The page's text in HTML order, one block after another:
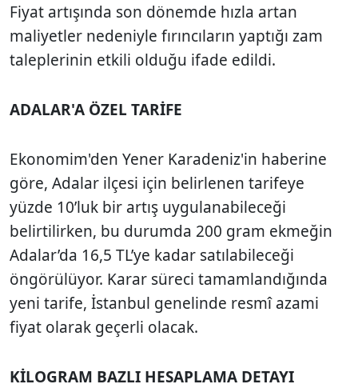
Fiyat artışında son dönemde hızla artan
maliyetler nedeniyle fırıncıların yaptığı zam
taleplerinin etkili olduğu ifade edildi.
ADALAR'A ÖZEL TARİFE
Ekonomim'den Yener Karadeniz'in haberine
göre, Adalar ilçesi için belirlenen tarifeye
yüzde 10’luk bir artış uygulanabileceği
belirtilirken, bu durumda 200 gram ekmeğin
Adalar’da 16,5 TL’ye kadar satılabileceği
öngörülüyor. Karar süreci tamamlandığında
yeni tarife, İstanbul genelinde resmî azami
fiyat olarak geçerli olacak.
KİLOGRAM BAZLI HESAPLAMA DETAYI